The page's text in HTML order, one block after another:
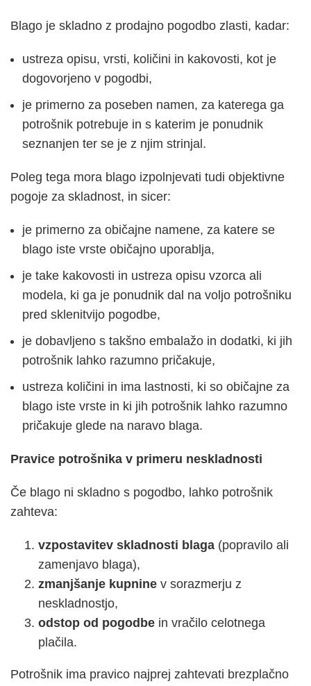
Blago je skladno z prodajno pogodbo zlasti, kadar:
ustreza opisu, vrsti, količini in kakovosti, kot je
dogovorjeno v pogodbi,
je primerno za poseben namen, za katerega ga
potrošnik potrebuje in s katerim je ponudnik
seznanjen ter se je z njim strinjal.
Poleg tega mora blago izpolnjevati tudi objektivne
pogoje za skladnost, in sicer:
je primerno za običajne namene, za katere se
blago iste vrste običajno uporablja,
je take kakovosti in ustreza opisu vzorca ali
modela, ki ga je ponudnik dal na voljo potrošniku
pred sklenitvijo pogodbe,
je dobavljeno s takšno embalažo in dodatki, ki jih
potrošnik lahko razumno pričakuje,
ustreza količini in ima lastnosti, ki so običajne za
blago iste vrste in ki jih potrošnik lahko razumno
pričakuje glede na naravo blaga.
Pravice potrošnika v primeru neskladnosti
Če blago ni skladno s pogodbo, lahko potrošnik
zahteva:
vzpostavitev skladnosti blaga (popravilo ali
zamenjavo blaga),
zmanjšanje kupnine v sorazmerju z
neskladnostjo,
odstop od pogodbe in vračilo celotnega
plačila.
Potrošnik ima pravico najprej zahtevati brezplačno